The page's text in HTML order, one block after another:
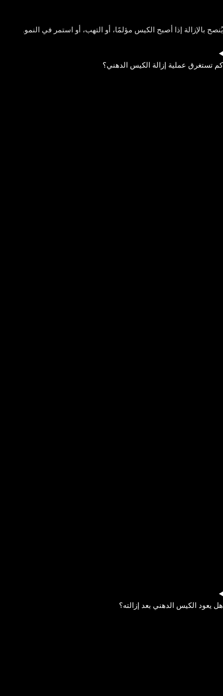
يُنصح بالإزالة إذا أصبح الكيس مؤلمًا، أو التهب، أو استمر في النمو.
كم تستغرق عملية إزالة الكيس الدهني؟
هل يعود الكيس الدهني بعد إزالته؟